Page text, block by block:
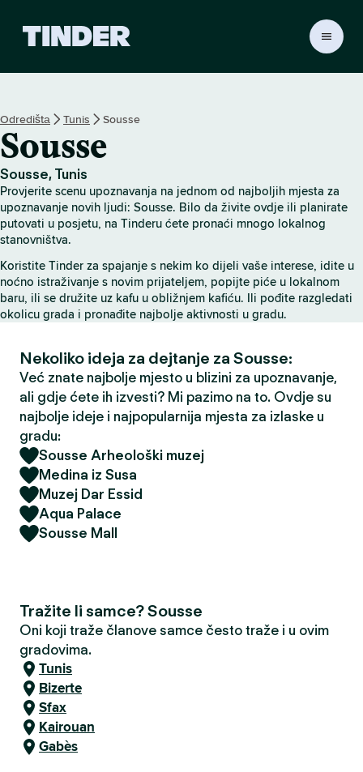
r
e
Odredištа Tunis Sousse
Sousse
Sousse, Tunis
Provjerite scenu upoznavanja na jednom od najboljih mjesta za
upoznavanje novih ljudi: Sousse. Bilo da živite ovdje ili planirate
putovati u posjetu, na Tinderu ćete pronaći mnogo lokalnog
stanovništva.
Koristite Tinder za spajanje s nekim ko dijeli vaše interese, idite u
noćno istraživanje s novim prijateljem, popijte piće u lokalnom
baru, ili se družite uz kafu u obližnjem kafiću. Ili pođite razgledati
okolicu grada i pronađite najbolje aktivnosti u gradu.
Nekoliko ideja za dejtanje za Sousse:
Već znate najbolje mjesto u blizini za upoznavanje,
ali gdje ćete ih izvesti? Mi pazimo na to. Ovdje su
najbolje ideje i najpopularnija mjesta za izlaske u
gradu:
Sousse Arheološki muzej
Medina iz Susa
Muzej Dar Essid
Aqua Palace
Sousse Mall
Tražite li samce? Sousse
Oni koji traže članove samce često traže i u ovim
gradovima.
Tunis
Bizerte
Sfax
Kairouan
Gabès